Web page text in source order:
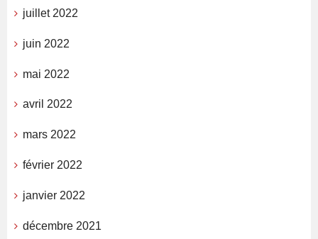
juillet 2022
juin 2022
mai 2022
avril 2022
mars 2022
février 2022
janvier 2022
décembre 2021